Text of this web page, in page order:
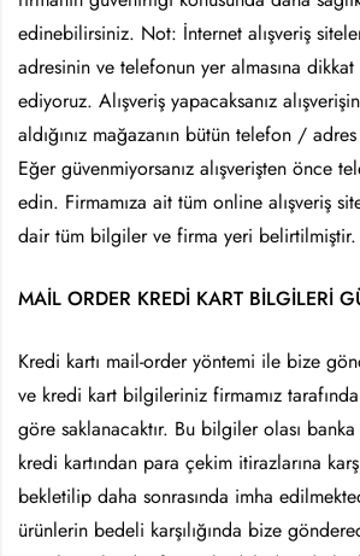
edinebilirsiniz. Not: İnternet alışveriş
adresinin ve telefonun yer almasına
ediyoruz. Alışveriş yapacaksanız
aldığınız mağazanın bütün telefon /
Eğer güvenmiyorsanız alışverişten önce
edin. Firmamıza ait tüm online alışveriş
dair tüm bilgiler ve firma yeri belirtilmiştir.
MAİL ORDER KREDİ KART BİLGİLERİ
Kredi kartı mail-order yöntemi ile bize
ve kredi kart bilgileriniz firmamız
göre saklanacaktır. Bu bilgiler olası
kredi kartından para çekim itirazlarına
bekletilip daha sonrasında imha
ürünlerin bedeli karşılığında bize